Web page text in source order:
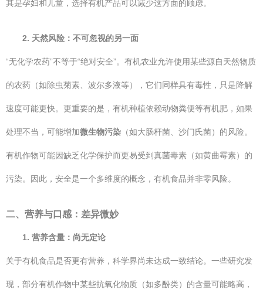
其是孕妇和儿童，选择有机产品可以减少这方面的顾虑。
2. 天然风险：不可忽视的另一面
“无化学农药”不等于“绝对安全”。有机农业允许使用某些源自天然物质
的农药（如除虫菊素、波尔多液等），它们同样具有毒性，只是降解
速度可能更快。更重要的是，有机种植依赖动物粪便等有机肥，如果
处理不当，可能增加微生物污染 （如大肠杆菌、沙门氏菌）的风险。
有机作物可能因缺乏化学保护而更易受到真菌毒素（如黄曲霉素）的
污染。因此，安全是一个多维度的概念，有机食品并非零风险。
二、营养与口感：差异微妙
1. 营养含量：尚无定论
关于有机食品是否更有营养，科学界尚未达成一致结论。一些研究发
现，部分有机作物中某些抗氧化物质（如多酚类）的含量可能略高，